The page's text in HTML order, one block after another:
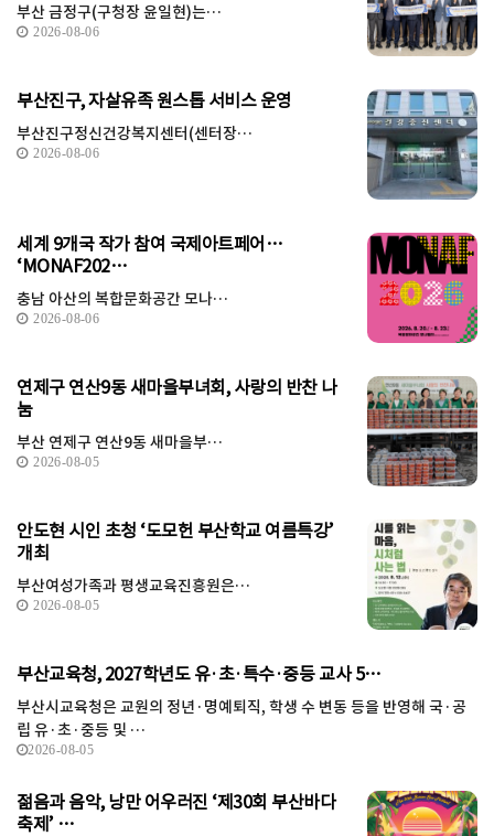
부산 금정구(구청장 윤일현)는…
2026-08-06
부산진구, 자살유족 원스톱 서비스 운영
부산진구정신건강복지센터(센터장…
2026-08-06
세계 9개국 작가 참여 국제아트페어…
‘MONAF202…
충남 아산의 복합문화공간 모나…
2026-08-06
연제구 연산9동 새마을부녀회, 사랑의 반찬 나
눔
부산 연제구 연산9동 새마을부…
2026-08-05
안도현 시인 초청 ‘도모헌 부산학교 여름특강’
개최
부산여성가족과 평생교육진흥원은…
2026-08-05
부산교육청, 2027학년도 유·초·특수·중등 교사 5…
부산시교육청은 교원의 정년·명예퇴직, 학생 수 변동 등을 반영해 국·공
립 유·초·중등 및 …
2026-08-05
젊음과 음악, 낭만 어우러진 ‘제30회 부산바다
축제’ …